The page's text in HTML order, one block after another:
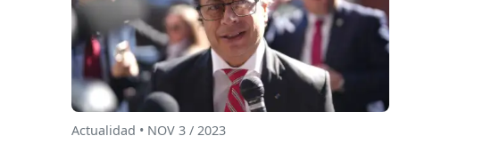
Actualidad • NOV 3 / 2023